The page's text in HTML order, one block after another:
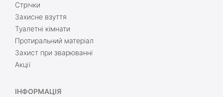
Стрічки
Захисне взуття
Туалетні кімнати
Протиральний матеріал
Захист при зварюванні
Акції
ІНФОРМАЦІЯ